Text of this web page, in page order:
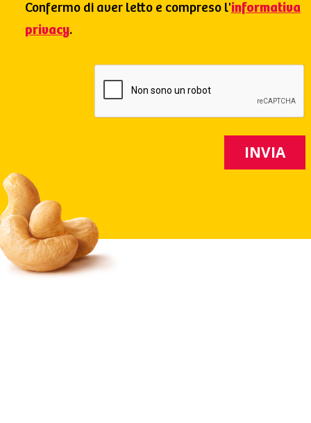
Confermo di aver letto e compreso l'informativa
privacy.
INVIA